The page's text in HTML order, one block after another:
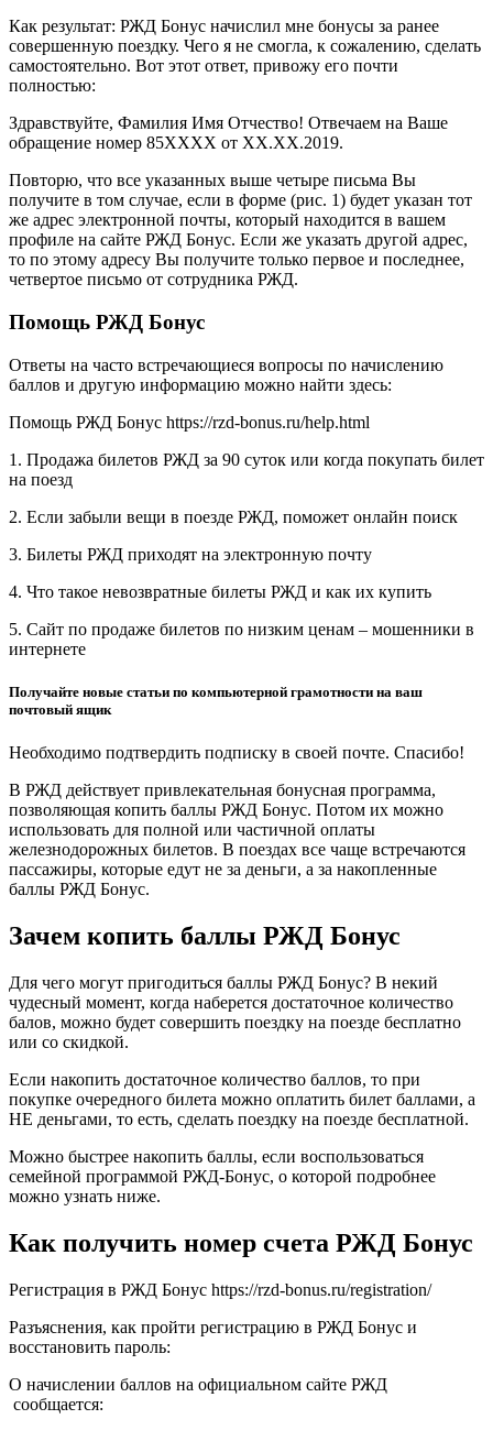
Как результат: РЖД Бонус начислил мне бонусы за ранее
совершенную поездку. Чего я не смогла, к сожалению, сделать
самостоятельно. Вот этот ответ, привожу его почти
полностью:
Здравствуйте, Фамилия Имя Отчество! Отвечаем на Ваше
обращение номер 85ХХХХ от ХХ.ХХ.2019.
Повторю, что все указанных выше четыре письма Вы
получите в том случае, если в форме (рис. 1) будет указан тот
же адрес электронной почты, который находится в вашем
профиле на сайте РЖД Бонус. Если же указать другой адрес,
то по этому адресу Вы получите только первое и последнее,
четвертое письмо от сотрудника РЖД.
Помощь РЖД Бонус
Ответы на часто встречающиеся вопросы по начислению
баллов и другую информацию можно найти здесь:
Помощь РЖД Бонус https://rzd-bonus.ru/help.html
1. Продажа билетов РЖД за 90 суток или когда покупать билет
на поезд
2. Если забыли вещи в поезде РЖД, поможет онлайн поиск
3. Билеты РЖД приходят на электронную почту
4. Что такое невозвратные билеты РЖД и как их купить
5. Сайт по продаже билетов по низким ценам – мошенники в
интернете
Получайте новые статьи по компьютерной грамотности на ваш
почтовый ящик
Необходимо подтвердить подписку в своей почте. Спасибо!
В РЖД действует привлекательная бонусная программа,
позволяющая копить баллы РЖД Бонус. Потом их можно
использовать для полной или частичной оплаты
железнодорожных билетов. В поездах все чаще встречаются
пассажиры, которые едут не за деньги, а за накопленные
баллы РЖД Бонус.
Зачем копить баллы РЖД Бонус
Для чего могут пригодиться баллы РЖД Бонус? В некий
чудесный момент, когда наберется достаточное количество
балов, можно будет совершить поездку на поезде бесплатно
или со скидкой.
Если накопить достаточное количество баллов, то при
покупке очередного билета можно оплатить билет баллами, а
НЕ деньгами, то есть, сделать поездку на поезде бесплатной.
Можно быстрее накопить баллы, если воспользоваться
семейной программой РЖД-Бонус, о которой подробнее
можно узнать ниже.
Как получить номер счета РЖД Бонус
Регистрация в РЖД Бонус https://rzd-bonus.ru/registration/
Разъяснения, как пройти регистрацию в РЖД Бонус и
восстановить пароль:
О начислении баллов на официальном сайте РЖД
сообщается: